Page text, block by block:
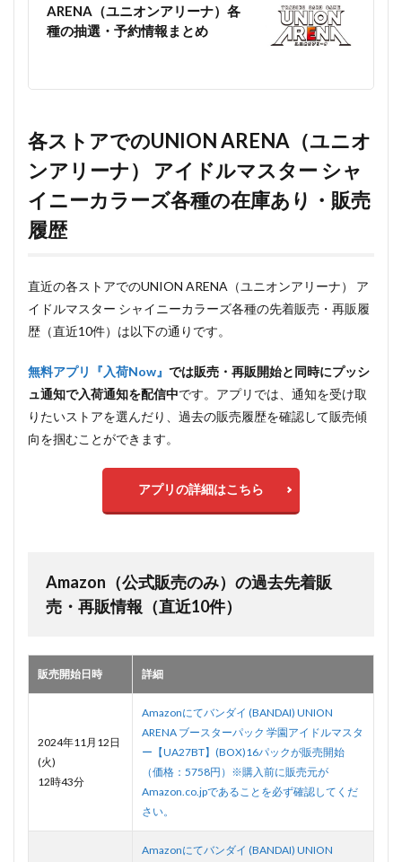
ARENA（ユニオンアリーナ）各
種の抽選・予約情報まとめ
各ストアでのUNION ARENA（ユニオ
ンアリーナ） アイドルマスター シャ
イニーカラーズ各種の在庫あり・販売
履歴
直近の各ストアでのUNION ARENA（ユニオンアリーナ） ア
イドルマスター シャイニーカラーズ各種の先着販売・再販履
歴（直近10件）は以下の通りです。
無料アプリ『入荷Now』 では販売・再販開始と同時にプッシ
ュ通知で入荷通知を配信中です。アプリでは、通知を受け取
りたいストアを選んだり、過去の販売履歴を確認して販売傾
向を掴むことができます。
アプリの詳細はこちら
Amazon（公式販売のみ）の過去先着販
売・再販情報（直近10件）
販売開始日時 詳細
2024年11月12日
(火)
12時43分
Amazonにてバンダイ (BANDAI) UNION
ARENA ブースターパック 学園アイドルマスタ
ー【UA27BT】(BOX)16パックが販売開始
（価格：5758円）※購入前に販売元が
Amazon.co.jpであることを必ず確認してくだ
さい。
Amazonにてバンダイ (BANDAI) UNION